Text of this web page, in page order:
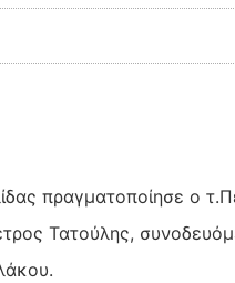
πραγματοποίησε ο
Τατούλης,